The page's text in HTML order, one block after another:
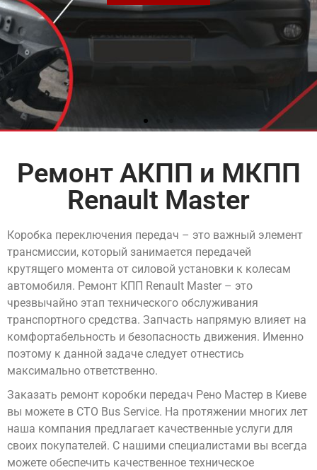
Ремонт АКПП и МКПП
Renault Master
Коробка переключения передач – это важный элемент
трансмиссии, который занимается передачей
крутящего момента от силовой установки к колесам
автомобиля. Ремонт КПП Renault Master – это
чрезвычайно этап технического обслуживания
транспортного средства. Запчасть напрямую влияет на
комфортабельность и безопасность движения. Именно
поэтому к данной задаче следует отнестись
максимально ответственно.
Заказать ремонт коробки передач Рено Мастер в Киеве
вы можете в СТО Bus Service. На протяжении многих лет
наша компания предлагает качественные услуги для
своих покупателей. С нашими специалистами вы всегда
можете обеспечить качественное техническое